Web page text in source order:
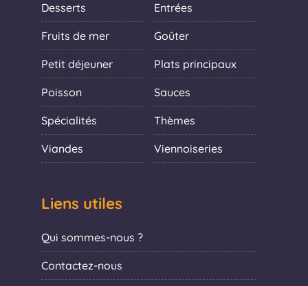
Desserts Entrées
Fruits de mer Goûter
Petit déjeuner Plats principaux
Poisson Sauces
Spécialités Thèmes
Viandes Viennoiseries
Liens utiles
Qui sommes-nous ?
Contactez-nous